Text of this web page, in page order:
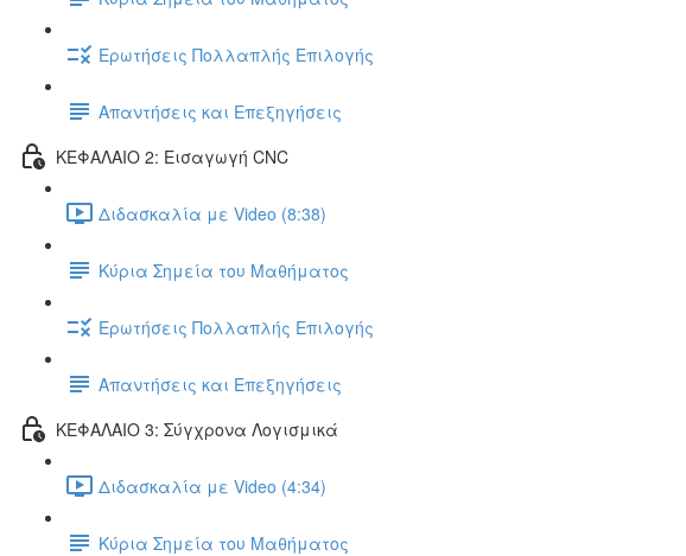
Ερωτήσεις Πολλαπλής Επιλογής
Απαντήσεις και Επεξηγήσεις
ΚΕΦΑΛΑΙΟ 2: Εισαγωγή CNC
Διδασκαλία με Video (8:38)
Κύρια Σημεία του Μαθήματος
Ερωτήσεις Πολλαπλής Επιλογής
Απαντήσεις και Επεξηγήσεις
ΚΕΦΑΛΑΙΟ 3: Σύγχρονα Λογισμικά
Διδασκαλία με Video (4:34)
Κύρια Σημεία του Μαθήματος